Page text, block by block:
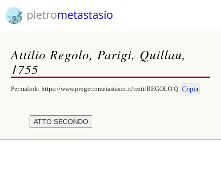
Attilio Regolo, Parigi, Quillau,
1755
Permalink:https://www.progettometastasio.it/testi/REGOLO|Q Copia